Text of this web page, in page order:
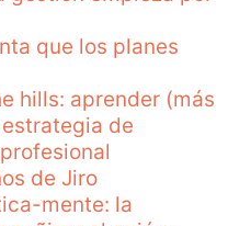
que los planes
hills: aprender (más
de
de Jiro
mente: la